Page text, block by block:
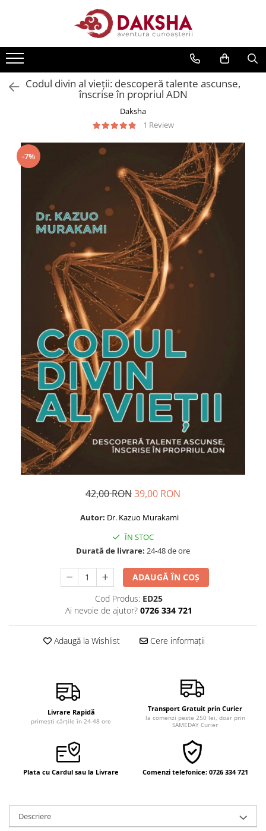
Editura Daksha
Seria Radu Cinamar
Seria Anton Parks
Dezvăluiri
Transformare spirituală
Dezvoltare personală
Seria Montauk
Mistere
Seria Chico Xavier
Seria Helena Blavatsky
Oracole
Sănătate
Umor
Ficțiune
Viata după moarte
Relații de cuplu
Psihologie practică
Sexualitate
Inspiraţie divină
Vindecare spirituală
Viaţa de după moarte
Oracol
Codul divin al vieții: descoperă talente ascunse,
înscrise în propriul ADN
Daksha
1 Review
-7%
42,00 RON39,00 RON
Autor: Dr. Kazuo Murakami
ÎN STOC
Durată de livrare: 24-48 de ore
ADAUGĂ ÎN COȘ
Cod Produs: ED25
Ai nevoie de ajutor? 0726 334 721
Adaugă la Wishlist Cere informații
Livrare Rapidă
primești cărțile în 24-48 ore
Transport Gratuit prin Curier
la comenzi peste 250 lei, doar prin
SAMEDAY Curier
Plata cu Cardul sau la Livrare Comenzi telefonice: 0726 334 721
Descriere